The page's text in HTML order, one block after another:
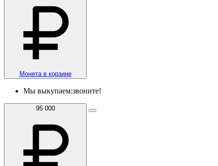
Монета в корзине
Мы выкупаем:звоните!
95 000